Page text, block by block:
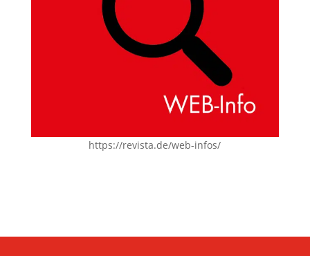
https://revista.de/web-infos/